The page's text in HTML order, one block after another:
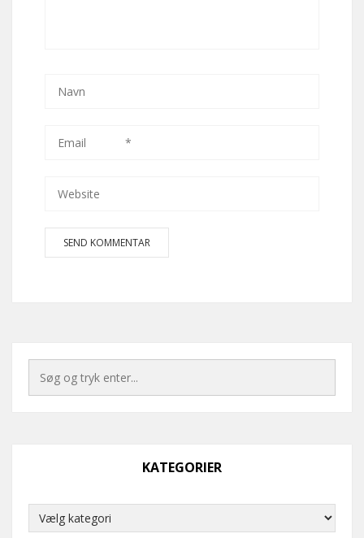
KATEGORIER
Kategorier